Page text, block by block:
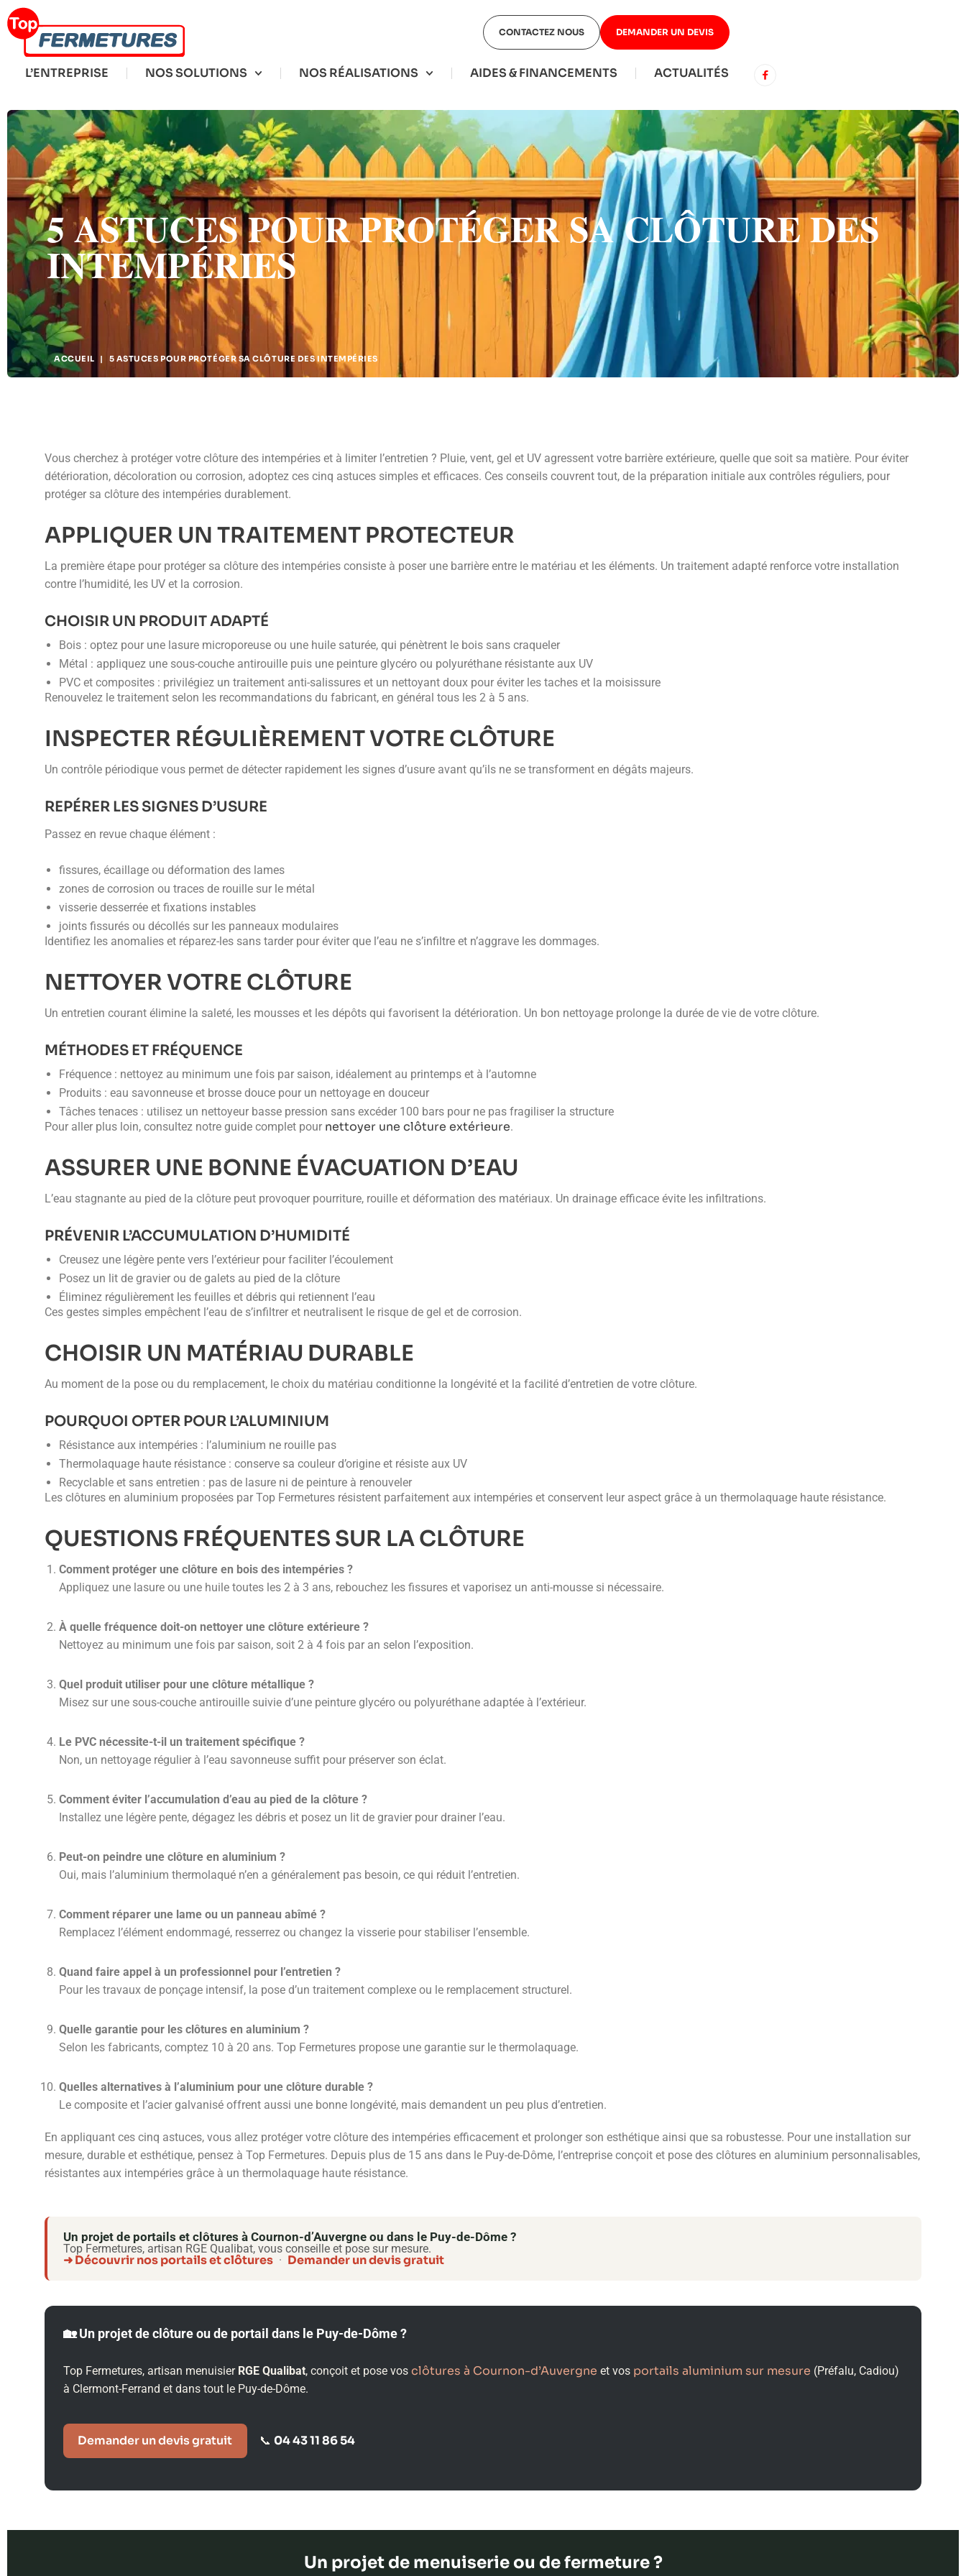
CONTACTEZ NOUS DEMANDER UN DEVIS
L’ENTREPRISE NOS SOLUTIONS NOS RÉALISATIONS AIDES & FINANCEMENTS ACTUALITÉS
5 ASTUCES POUR PROTÉGER SA CLÔTURE DES
INTEMPÉRIES
ACCUEIL | 5 ASTUCES POUR PROTÉGER SA CLÔTURE DES INTEMPÉRIES
Vous cherchez à protéger votre clôture des intempéries et à limiter l’entretien ? Pluie, vent, gel et UV agressent votre barrière extérieure, quelle que soit sa matière. Pour éviter
détérioration, décoloration ou corrosion, adoptez ces cinq astuces simples et efficaces. Ces conseils couvrent tout, de la préparation initiale aux contrôles réguliers, pour
protéger sa clôture des intempéries durablement.
APPLIQUER UN TRAITEMENT PROTECTEUR
La première étape pour protéger sa clôture des intempéries consiste à poser une barrière entre le matériau et les éléments. Un traitement adapté renforce votre installation
contre l’humidité, les UV et la corrosion.
CHOISIR UN PRODUIT ADAPTÉ
Bois : optez pour une lasure microporeuse ou une huile saturée, qui pénètrent le bois sans craqueler
Métal : appliquez une sous-couche antirouille puis une peinture glycéro ou polyuréthane résistante aux UV
PVC et composites : privilégiez un traitement anti-salissures et un nettoyant doux pour éviter les taches et la moisissure
Renouvelez le traitement selon les recommandations du fabricant, en général tous les 2 à 5 ans.
INSPECTER RÉGULIÈREMENT VOTRE CLÔTURE
Un contrôle périodique vous permet de détecter rapidement les signes d’usure avant qu’ils ne se transforment en dégâts majeurs.
REPÉRER LES SIGNES D’USURE
Passez en revue chaque élément :
fissures, écaillage ou déformation des lames
zones de corrosion ou traces de rouille sur le métal
visserie desserrée et fixations instables
joints fissurés ou décollés sur les panneaux modulaires
Identifiez les anomalies et réparez-les sans tarder pour éviter que l’eau ne s’infiltre et n’aggrave les dommages.
NETTOYER VOTRE CLÔTURE
Un entretien courant élimine la saleté, les mousses et les dépôts qui favorisent la détérioration. Un bon nettoyage prolonge la durée de vie de votre clôture.
MÉTHODES ET FRÉQUENCE
Fréquence : nettoyez au minimum une fois par saison, idéalement au printemps et à l’automne
Produits : eau savonneuse et brosse douce pour un nettoyage en douceur
Tâches tenaces : utilisez un nettoyeur basse pression sans excéder 100 bars pour ne pas fragiliser la structure
Pour aller plus loin, consultez notre guide complet pour nettoyer une clôture extérieure.
ASSURER UNE BONNE ÉVACUATION D’EAU
L’eau stagnante au pied de la clôture peut provoquer pourriture, rouille et déformation des matériaux. Un drainage efficace évite les infiltrations.
PRÉVENIR L’ACCUMULATION D’HUMIDITÉ
Creusez une légère pente vers l’extérieur pour faciliter l’écoulement
Posez un lit de gravier ou de galets au pied de la clôture
Éliminez régulièrement les feuilles et débris qui retiennent l’eau
Ces gestes simples empêchent l’eau de s’infiltrer et neutralisent le risque de gel et de corrosion.
CHOISIR UN MATÉRIAU DURABLE
Au moment de la pose ou du remplacement, le choix du matériau conditionne la longévité et la facilité d’entretien de votre clôture.
POURQUOI OPTER POUR L’ALUMINIUM
Résistance aux intempéries : l’aluminium ne rouille pas
Thermolaquage haute résistance : conserve sa couleur d’origine et résiste aux UV
Recyclable et sans entretien : pas de lasure ni de peinture à renouveler
Les clôtures en aluminium proposées par Top Fermetures résistent parfaitement aux intempéries et conservent leur aspect grâce à un thermolaquage haute résistance.
QUESTIONS FRÉQUENTES SUR LA CLÔTURE
Comment protéger une clôture en bois des intempéries ?
Appliquez une lasure ou une huile toutes les 2 à 3 ans, rebouchez les fissures et vaporisez un anti-mousse si nécessaire.
À quelle fréquence doit-on nettoyer une clôture extérieure ?
Nettoyez au minimum une fois par saison, soit 2 à 4 fois par an selon l’exposition.
Quel produit utiliser pour une clôture métallique ?
Misez sur une sous-couche antirouille suivie d’une peinture glycéro ou polyuréthane adaptée à l’extérieur.
Le PVC nécessite-t-il un traitement spécifique ?
Non, un nettoyage régulier à l’eau savonneuse suffit pour préserver son éclat.
Comment éviter l’accumulation d’eau au pied de la clôture ?
Installez une légère pente, dégagez les débris et posez un lit de gravier pour drainer l’eau.
Peut-on peindre une clôture en aluminium ?
Oui, mais l’aluminium thermolaqué n’en a généralement pas besoin, ce qui réduit l’entretien.
Comment réparer une lame ou un panneau abîmé ?
Remplacez l’élément endommagé, resserrez ou changez la visserie pour stabiliser l’ensemble.
Quand faire appel à un professionnel pour l’entretien ?
Pour les travaux de ponçage intensif, la pose d’un traitement complexe ou le remplacement structurel.
Quelle garantie pour les clôtures en aluminium ?
Selon les fabricants, comptez 10 à 20 ans. Top Fermetures propose une garantie sur le thermolaquage.
Quelles alternatives à l’aluminium pour une clôture durable ?
Le composite et l’acier galvanisé offrent aussi une bonne longévité, mais demandent un peu plus d’entretien.
En appliquant ces cinq astuces, vous allez protéger votre clôture des intempéries efficacement et prolonger son esthétique ainsi que sa robustesse. Pour une installation sur
mesure, durable et esthétique, pensez à Top Fermetures. Depuis plus de 15 ans dans le Puy-de-Dôme, l’entreprise conçoit et pose des clôtures en aluminium personnalisables,
résistantes aux intempéries grâce à un thermolaquage haute résistance.
Un projet de portails et clôtures à Cournon-d’Auvergne ou dans le Puy-de-Dôme ?
Top Fermetures, artisan RGE Qualibat, vous conseille et pose sur mesure.
➜ Découvrir nos portails et clôtures · Demander un devis gratuit
🏡 Un projet de clôture ou de portail dans le Puy-de-Dôme ?
Top Fermetures, artisan menuisier RGE Qualibat, conçoit et pose vos clôtures à Cournon-d’Auvergne et vos portails aluminium sur mesure (Préfalu, Cadiou)
à Clermont-Ferrand et dans tout le Puy-de-Dôme.
Demander un devis gratuit 📞 04 43 11 86 54
Un projet de menuiserie ou de fermeture ?